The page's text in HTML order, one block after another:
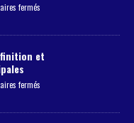
fermés
et
fermés